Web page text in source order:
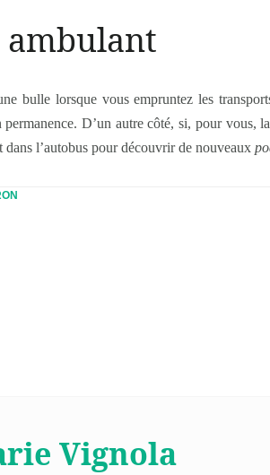
ambulant
bulle lorsque vous empruntez les
D’un autre côté, si, pour vous,
l’autobus pour découvrir de nouveaux
Vignola